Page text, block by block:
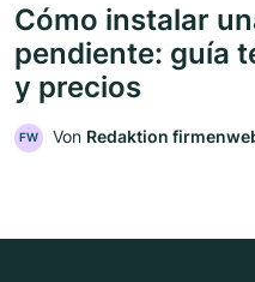
Cómo instalar
pendiente: guía
y precios
FW Von Redaktion